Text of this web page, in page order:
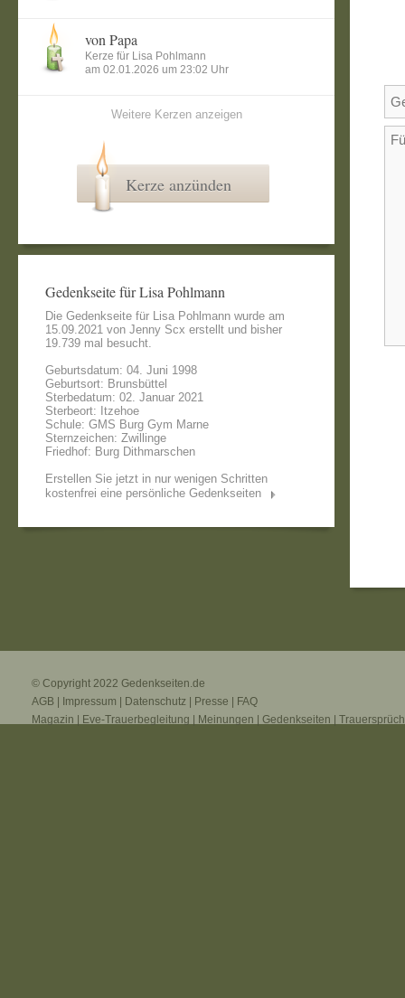
von Papa
Kerze für Lisa Pohlmann
am 02.01.2026 um 23:02 Uhr
Weitere Kerzen anzeigen
Kerze anzünden
Gedenkseite für Lisa Pohlmann
Die Gedenkseite für Lisa Pohlmann wurde am
15.09.2021 von Jenny Scx erstellt und bisher
19.739 mal besucht.
Geburtsdatum: 04. Juni 1998
Geburtsort: Brunsbüttel
Sterbedatum: 02. Januar 2021
Sterbeort: Itzehoe
Schule: GMS Burg Gym Marne
Sternzeichen: Zwillinge
Friedhof: Burg Dithmarschen
Erstellen Sie jetzt in nur wenigen Schritten
kostenfrei eine persönliche Gedenkseiten
© Copyright 2022 Gedenkseiten.de
AGB
Impressum Datenschutz Presse
FAQ
Magazin
Eve-Trauerbegleitung Meinungen Gedenkseiten